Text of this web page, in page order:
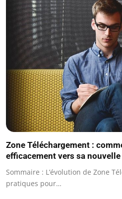
Zone Téléchargement :
efficacement vers sa nouvelle
Sommaire : L’évolution de Zone
pratiques pour…